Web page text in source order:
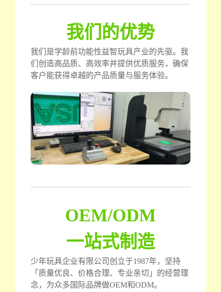
我们的优势
我们是学龄前功能性益智玩具产业的先驱。我
们创造高品质、高效率并提供优质服务，确保
客户能获得卓越的产品质量与服务体验。
OEM/ODM
一站式制造
少年玩具企业有限公司创立于1987年，坚持
「质量优良、价格合理、专业亲切」的经营理
念，为众多国际品牌做OEM和ODM。